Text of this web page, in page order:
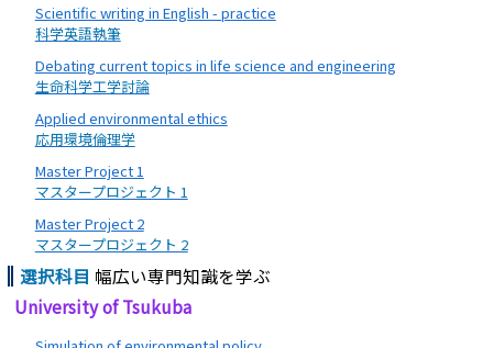
Scientific writing in English - practice
科学英語執筆
Debating current topics in life science and engineering
生命科学工学討論
Applied environmental ethics
応用環境倫理学
Master Project 1
マスタープロジェクト 1
Master Project 2
マスタープロジェクト 2
選択科目 幅広い専門知識を学ぶ
University of Tsukuba